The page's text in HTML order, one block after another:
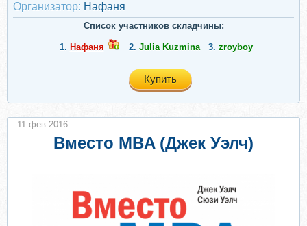
Организатор: Нафаня
Список участников складчины:
1. Нафаня 2. Julia Kuzmina 3. zroyboy
Купить
Вместо MBA (Джек Уэлч)
11 фев 2016